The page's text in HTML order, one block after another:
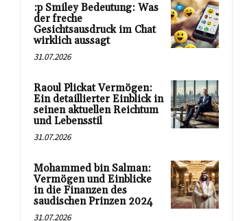
:p Smiley Bedeutung: Was
der freche
Gesichtsausdruck im Chat
wirklich aussagt
31.07.2026
Raoul Plickat Vermögen:
Ein detaillierter Einblick in
seinen aktuellen Reichtum
und Lebensstil
31.07.2026
Mohammed bin Salman:
Vermögen und Einblicke
in die Finanzen des
saudischen Prinzen 2024
31.07.2026